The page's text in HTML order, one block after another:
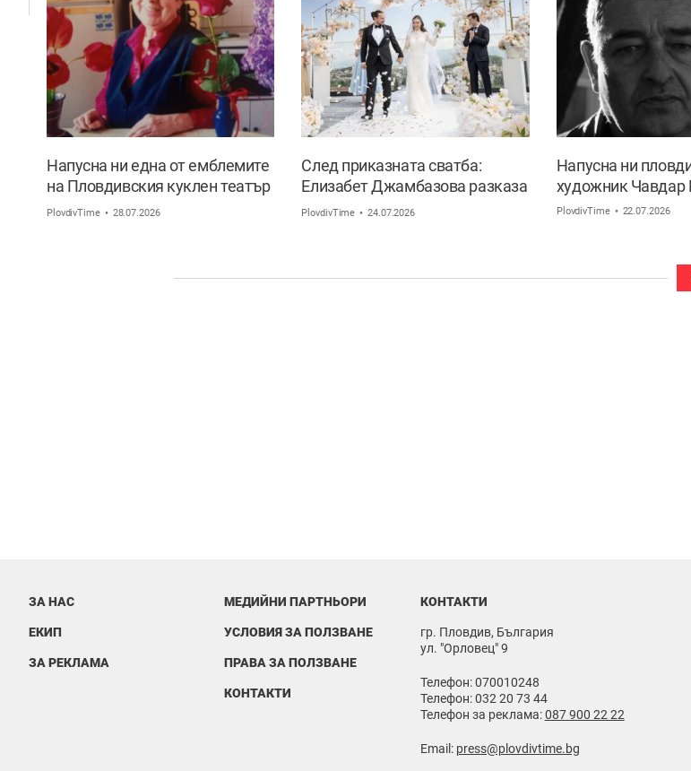
Напусна ни една от емблемите
на Пловдивския куклен театър
Маргарита Апостолова
PlovdivTime 28.07.2026
След приказната сватба:
Елизабет Джамбазова разказа
за най-важния ден в живота си
PlovdivTime 24.07.2026
Напусна ни
художник Чавдар
PlovdivTime 22.07.2026
ЗА НАС
ЕКИП
ЗА РЕКЛАМА
МЕДИЙНИ ПАРТНЬОРИ
УСЛОВИЯ ЗА ПОЛЗВАНЕ
ПРАВА ЗА ПОЛЗВАНЕ
КОНТАКТИ
КОНТАКТИ
гр. Пловдив, България
ул. "Орловец" 9
Телефон: 070010248
Телефон: 032 20 73 44
Телефон за реклама:087 900 22 22
Email: press@plovdivtime.bg